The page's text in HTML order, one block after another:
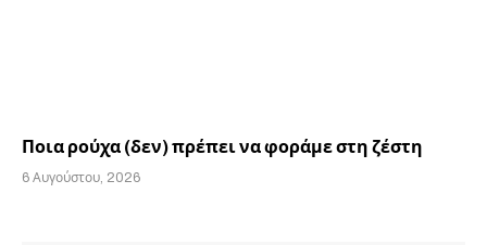
Ποια ρούχα (δεν) πρέπει να φοράμε στη ζέστη
6 Αυγούστου, 2026